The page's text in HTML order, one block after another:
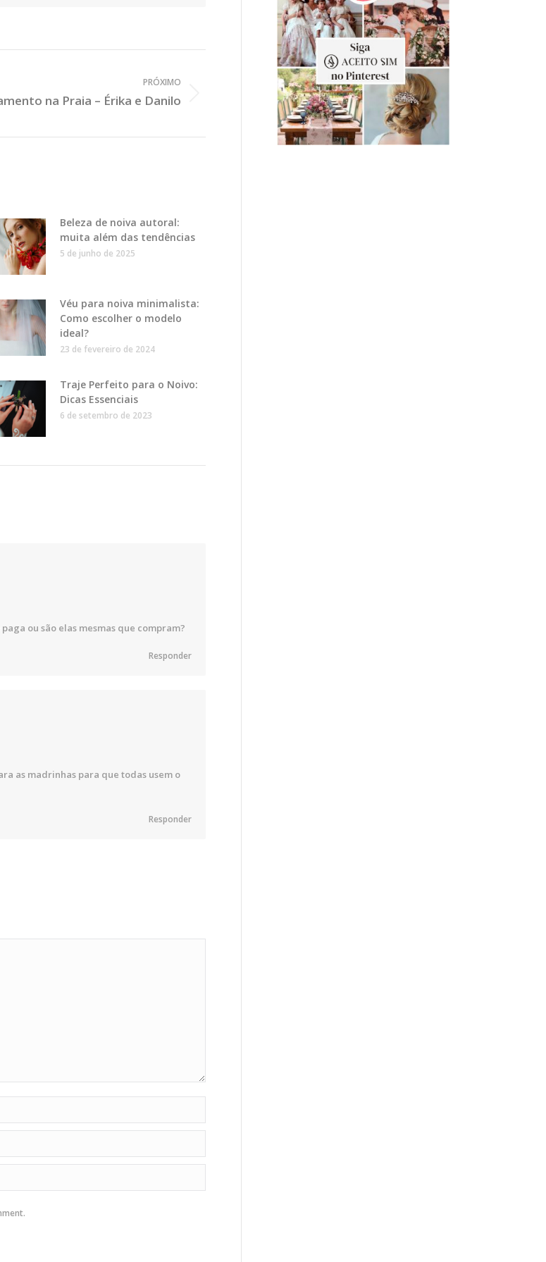
PRÓXIMO
na Praia – Érika e Danilo
Beleza de noiva autoral:
muita além das tendências
5 de junho de 2025
Véu para noiva minimalista:
Como escolher o modelo
ideal?
23 de fevereiro de 2024
Traje Perfeito para o Noivo:
Dicas Essenciais
6 de setembro de 2023
ou são elas mesmas que compram?
Responder
as madrinhas para que todas usem o
Responder